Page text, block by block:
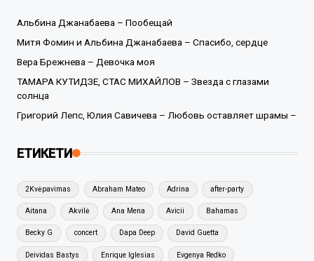
Альбина Джанабаева – Пообещай
Митя Фомин и Альбина Джанабаева – Спасибо, сердце
Вера Брежнева – Девочка моя
ТАМАРА КУТИДЗЕ, СТАС МИХАЙЛОВ – Звезда с глазами
солнца
Григорий Лепс, Юлия Савичева – Любовь оставляет шрамы –
ЕТИКЕТИ
2Kvėpavimas Abraham Mateo Adrina after-party
Aitana Akvilė Ana Mena Avicii Bahamas
Becky G concert Dapa Deep David Guetta
Deividas Bastys Enrique Iglesias Evgenya Redko